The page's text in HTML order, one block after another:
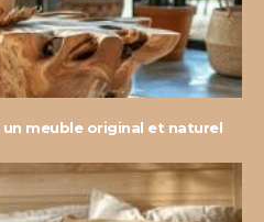
meuble original et naturel